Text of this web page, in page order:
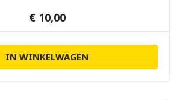
€ 10,00
IN WINKELWAGEN